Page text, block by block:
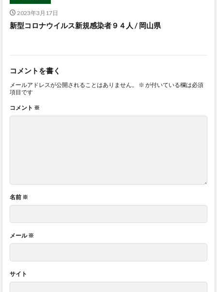
2023年3月17日
新型コロナウイルス新規感染者９４人 / 岡山県
コメントを書く
メールアドレスが公開されることはありません。 ※ が付いている欄は必須
項目です
コメント ※
名前 ※
メール※
サイト